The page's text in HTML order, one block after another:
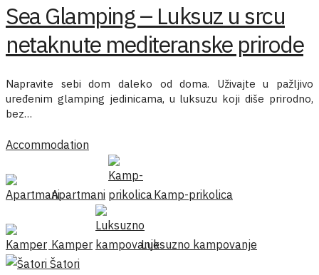
Sea Glamping – Luksuz u srcu
netaknute mediteranske prirode
Napravite sebi dom daleko od doma. Uživajte u pažljivo
uređenim glamping jedinicama, u luksuzu koji diše prirodno,
bez…
Accommodation
Apartmani Kamp-prikolica
Kamper
Luksuzno kampovanje
Šatori